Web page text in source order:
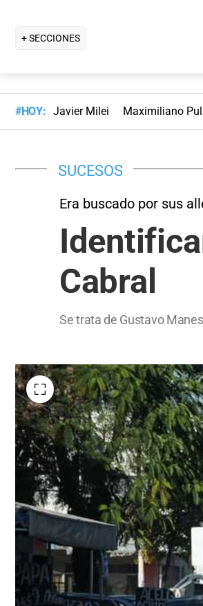
+ SECCIONES
#HOY: Javier Milei Maximiliano
SUCESOS
Era buscado por sus
Cabral
Se trata de Gustavo